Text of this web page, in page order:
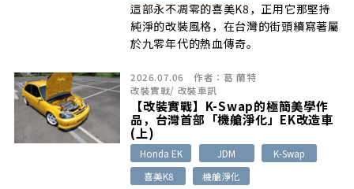
這部永不凋零的喜美K8，正用它那堅持
純淨的改裝風格，在台灣的街頭續寫著屬
於九零年代的熱血傳奇。
2026.07.06 作者： 葛 蘭特
改裝實戰/ 改裝車訊
【改裝實戰】K-Swap的極簡美學作
品，台灣首部「機艙淨化」EK改造車
(上)
Honda EK JDM
K-Swap
喜美K8
機艙淨化